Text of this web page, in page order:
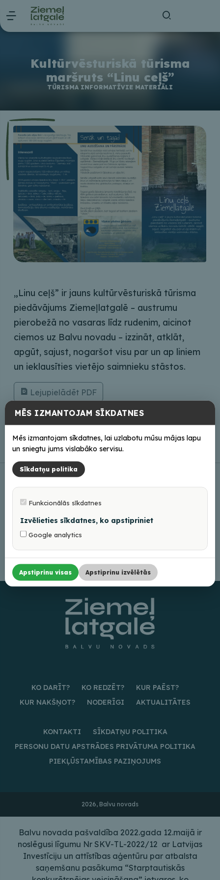
Kultūrvēsturiskā tūrisma
maršruts “Linu ceļš”
TŪRISMA INFORMATĪVIE MATERIĀLI
„Linu ceļš” ir jauns kultūrvēsturiskā tūrisma
piedāvājums Ziemeļlatgalē – austrumu
pierobežā no vasaras līdz rudenim, aicinot
ciemos uz Balvu novadu – izzināt, atklāt,
apgūt, sajust, nogaršot visu par un ap liniem
un ieklausīties vietējo saimnieku stāstos.
Lejupielādēt PDF
KO DARĪT? KO REDZĒT?
KUR PAĒST?
KUR NAKŠŅOT?
NODERĪGI AKTUALITĀTES
KONTAKTI
SĪKDATŅU POLITIKA
PERSONU DATU APSTRĀDES PRIVĀTUMA POLITIKA
PIEKĻŪSTAMĪBAS PAZIŅOJUMS
2026, Balvu novads
Balvu novada pašvaldība 2022.gada 12.maijā ir
noslēgusi līgumu Nr SKV-TL-2022/12 ar Latvijas
Investīciju un attīstības aģentūru par atbalsta
saņemšanu pasākuma “Starptautiskās
MĒS IZMANTOJAM SĪKDATNES
Mēs izmantojam sīkdatnes, lai uzlabotu mūsu mājas lapu
un sniegtu jums vislabāko servisu.
Sīkdatņu politika
Funkcionālās sīkdatnes
Izvēlieties sīkdatnes, ko apstipriniet
Google analytics
Apstiprinu visas Apstiprinu izvēlētās